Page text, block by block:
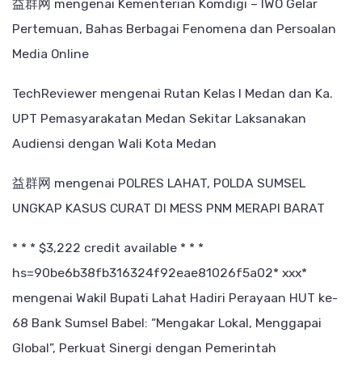
益群网 mengenai Kementerian Komdigi – IWO Gelar
Pertemuan, Bahas Berbagai Fenomena dan Persoalan
Media Online
TechReviewer mengenai Rutan Kelas I Medan dan Ka.
UPT Pemasyarakatan Medan Sekitar Laksanakan
Audiensi dengan Wali Kota Medan
益群网 mengenai POLRES LAHAT, POLDA SUMSEL
UNGKAP KASUS CURAT DI MESS PNM MERAPI BARAT
* * * $3,222 credit available * * *
hs=90be6b38fb316324f92eae81026f5a02* ххх*
mengenai Wakil Bupati Lahat Hadiri Perayaan HUT ke-
68 Bank Sumsel Babel: “Mengakar Lokal, Menggapai
Global”, Perkuat Sinergi dengan Pemerintah